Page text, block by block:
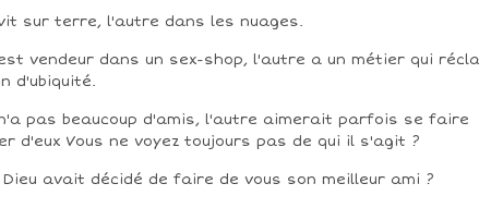
sur terre, l'autre dans les nuages.
vendeur dans un sex-shop, l'autre a un métier qui
d'ubiquité.
pas beaucoup d'amis, l'autre aimerait parfois se faire
d'eux Vous ne voyez toujours pas de qui il s'agit ?
avait décidé de faire de vous son meilleur ami ?